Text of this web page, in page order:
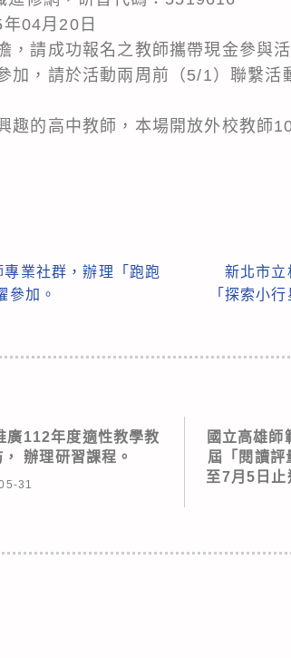
04月20日
，請成功報名之教師攜帶現金參與
加，請於活動兩周前（5/1）聯繫活
趣的高中教師，本場開放外校教師
業社群，辦理「跑跑
參加。
新北市立
「探索小
廣112年度適性教學教
辦理研習課程。
31
國立高雄
屆「閱讀評
至7月5日